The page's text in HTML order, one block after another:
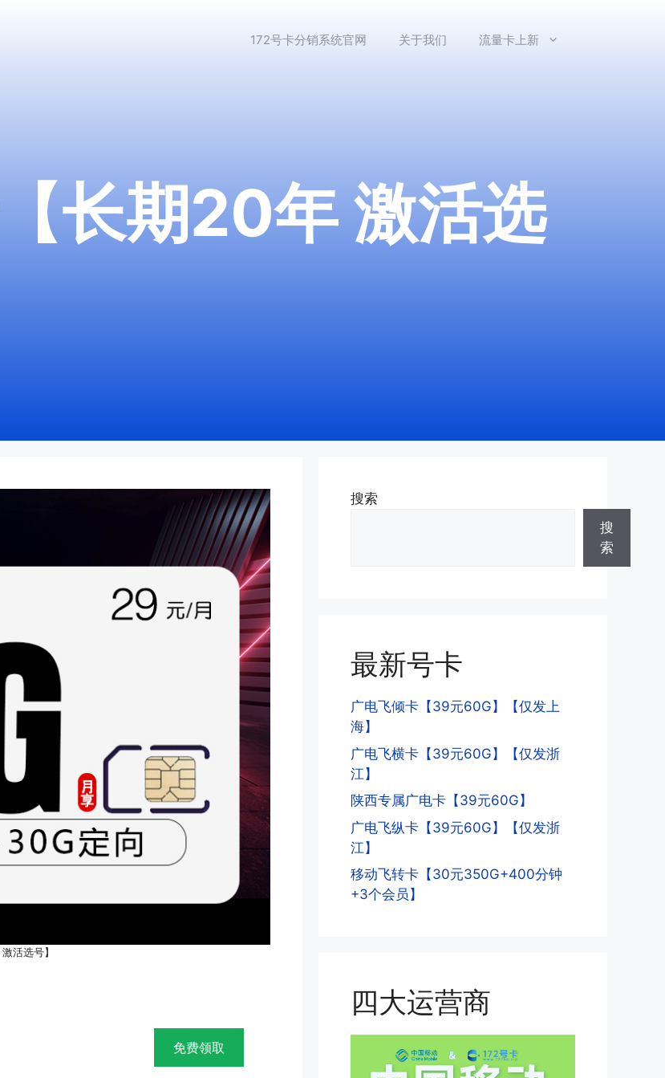
172号卡分销系统官网 关于我们 流量卡上新
长期20年 激活选
活选号】
免费领取
搜索
搜
索
最新号卡
广电飞倾卡【39元60G】【仅发上
海】
广电飞横卡【39元60G】【仅发浙
江】
陕西专属广电卡【39元60G】
广电飞纵卡【39元60G】【仅发浙
江】
移动飞转卡【30元350G+400分钟
+3个会员】
四大运营商